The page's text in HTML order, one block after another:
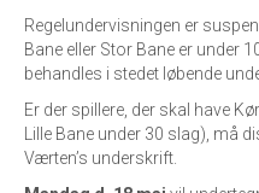
Regelundervisningen er
Bane eller Stor Bane er under
behandles i stedet løbende
Er der spillere, der skal have
Lille Bane under 30 slag), må
Værten’s underskrift.